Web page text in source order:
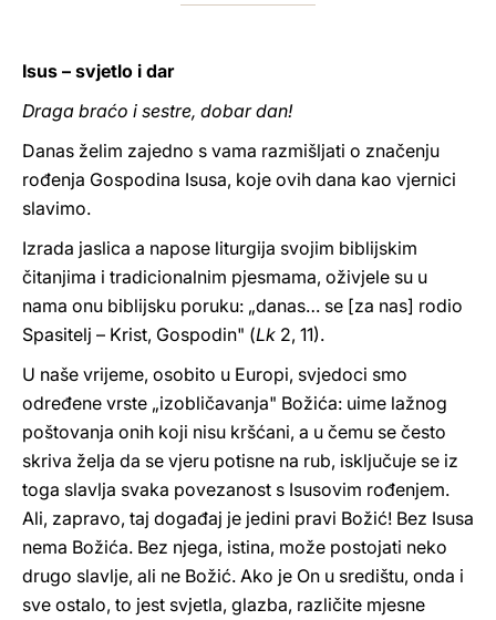
Isus – svjetlo i dar
Draga braćo i sestre, dobar dan!
Danas želim zajedno s vama razmišljati o značenju
rođenja Gospodina Isusa, koje ovih dana kao vjernici
slavimo.
Izrada jaslica a napose liturgija svojim biblijskim
čitanjima i tradicionalnim pjesmama, oživjele su u
nama onu biblijsku poruku: „danas… se [za nas] rodio
Spasitelj – Krist, Gospodin" (Lk 2, 11).
U naše vrijeme, osobito u Europi, svjedoci smo
određene vrste „izobličavanja" Božića: uime lažnog
poštovanja onih koji nisu kršćani, a u čemu se često
skriva želja da se vjeru potisne na rub, isključuje se iz
toga slavlja svaka povezanost s Isusovim rođenjem.
Ali, zapravo, taj događaj je jedini pravi Božić! Bez Isusa
nema Božića. Bez njega, istina, može postojati neko
drugo slavlje, ali ne Božić. Ako je On u središtu, onda i
sve ostalo, to jest svjetla, glazba, različite mjesne